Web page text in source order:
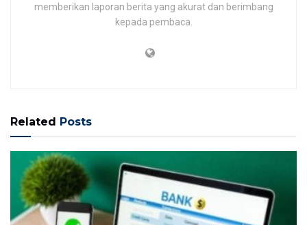
memberikan laporan berita yang akurat dan berimbang
kepada pembaca.
Related Posts